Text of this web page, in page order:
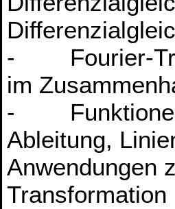
- Fourier-
im
- Funktionen
Ableitung,
Anwendungen
Transformation